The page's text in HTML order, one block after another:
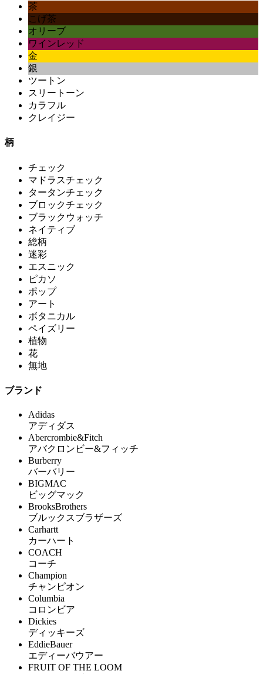
茶
こげ茶
オリーブ
ワインレッド
金
銀
ツートン
スリートーン
カラフル
クレイジー
柄
チェック
マドラスチェック
タータンチェック
ブロックチェック
ブラックウォッチ
ネイティブ
総柄
迷彩
エスニック
ピカソ
ポップ
アート
ボタニカル
ペイズリー
植物
花
無地
ブランド
Adidas
アディダス
Abercrombie&Fitch
アバクロンビー&フィッチ
Burberry
バーバリー
BIGMAC
ビッグマック
BrooksBrothers
ブルックスブラザーズ
Carhartt
カーハート
COACH
コーチ
Champion
チャンピオン
Columbia
コロンビア
Dickies
ディッキーズ
EddieBauer
エディーバウアー
FRUIT OF THE LOOM